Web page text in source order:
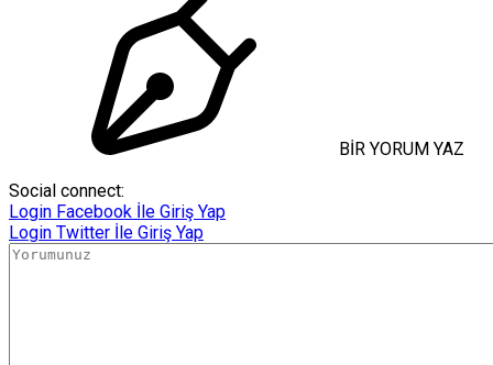
BİR YORUM YAZ
Social connect:
Login Facebook İle Giriş Yap
Login Twitter İle Giriş Yap